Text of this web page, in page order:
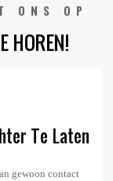
ONS OP
HOREN!
Te Laten
gewoon contact